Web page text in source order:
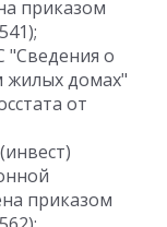
приказом
о
жилых домах"
от
приказом